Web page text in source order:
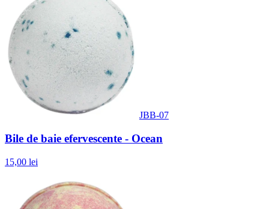
JBB-07
Bile de baie efervescente - Ocean
15,00 lei